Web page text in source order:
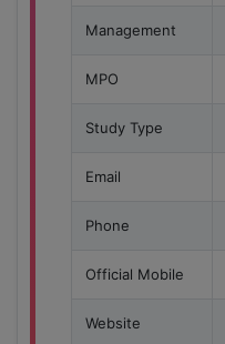
Management
MPO
Study Type
Email
Phone
Official Mobile
Website